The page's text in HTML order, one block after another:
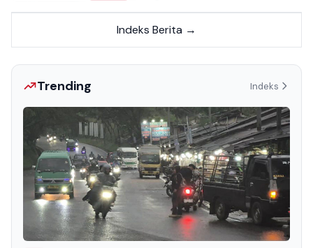
Indeks Berita →
Trending Indeks